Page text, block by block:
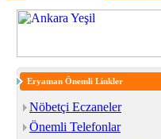
Eryaman Önemli Linkler
Nöbetçi Eczaneler
Önemli Telefonlar